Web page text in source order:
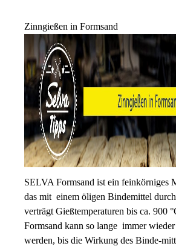
Zinngießen in Formsand
SELVA Formsand ist ein feinkörniges
das mit einem öligen Bindemittel
verträgt Gießtemperaturen bis ca. 900
Formsand kann so lange immer
werden, bis die Wirkung des Binde-